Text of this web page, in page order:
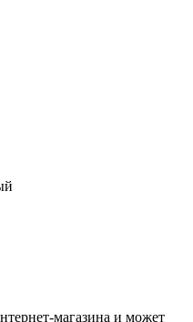
магазина и может